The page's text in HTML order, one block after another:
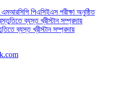
পিএসিইএস পরীক্ষা অনুষ্ঠিত
ব্যস্ত খ্রীস্টান সম্প্রদায়